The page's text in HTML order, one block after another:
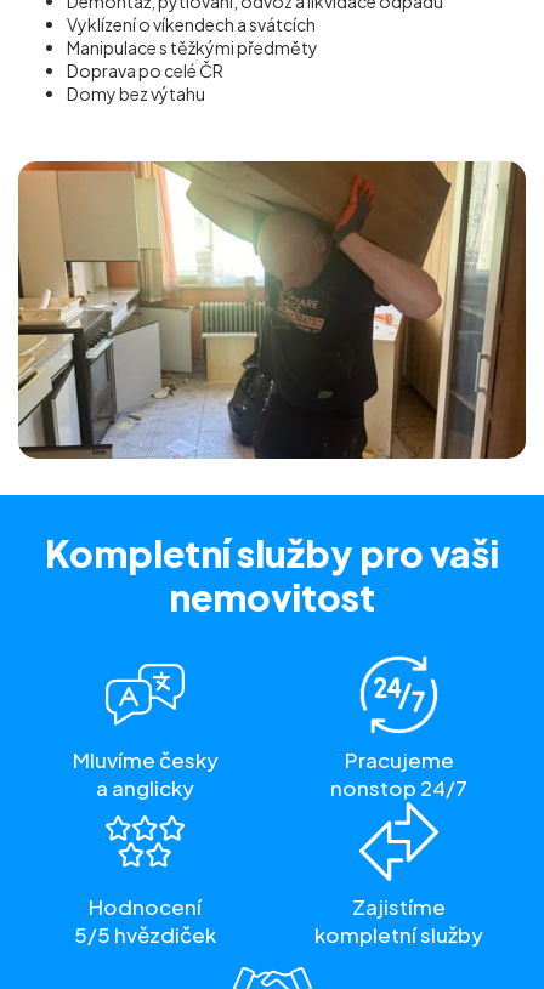
Vyklízení o víkendech a svátcích
Manipulace s těžkými předměty
Doprava po celé ČR
Domy bez výtahu
Kompletní služby pro vaši
nemovitost
Mluvíme česky
a anglicky
Pracujeme
nonstop 24/7
Hodnocení
5/5 hvězdiček
Zajistíme
kompletní služby